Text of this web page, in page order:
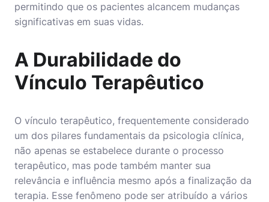
permitindo que os pacientes alcancem mudanças
significativas em suas vidas.
A Durabilidade do
Vínculo Terapêutico
O vínculo terapêutico, frequentemente considerado
um dos pilares fundamentais da psicologia clínica,
não apenas se estabelece durante o processo
terapêutico, mas pode também manter sua
relevância e influência mesmo após a finalização da
terapia. Esse fenômeno pode ser atribuído a vários